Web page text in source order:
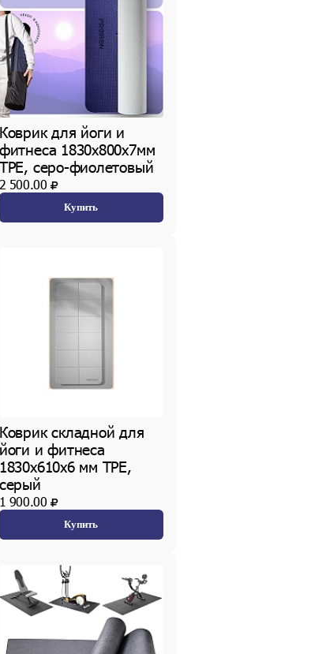
Коврик для йоги и
фитнеса 1830х800х7мм
TPE, серо-фиолетовый
2 500.00
Купить
Коврик складной для
йоги и фитнеса
1830х610х6 мм TPE,
серый
1 900.00
Купить